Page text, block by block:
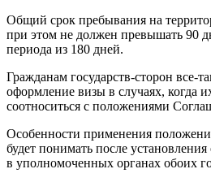
Общий срок пребывания на
при этом не должен превышать 90
периода из 180 дней.
Гражданам государств-сторон все-
оформление визы в случаях, когда
соотноситься с положениями
Особенности применения
будет понимать после
в уполномоченных органах обоих